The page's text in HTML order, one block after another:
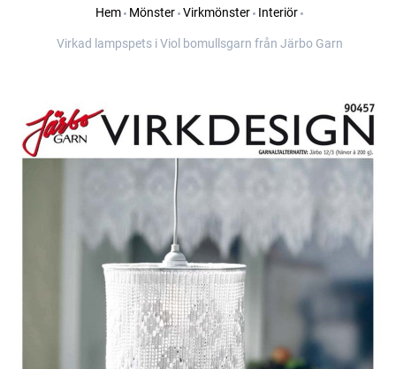
Hem Mönster Virkmönster Interiör
Virkad lampspets i Viol bomullsgarn från Järbo Garn